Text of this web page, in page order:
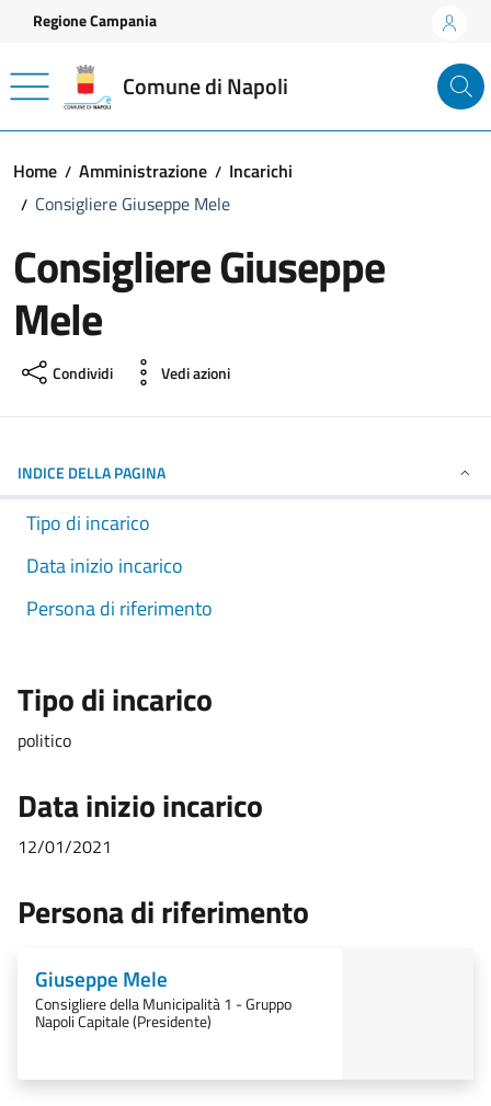
Vai ai contenuti
Vai al footer
Regione Campania
Comune di Napoli
Home Amministrazione
Incarichi
Consigliere Giuseppe Mele
Consigliere Giuseppe
Mele
Condividi Vedi azioni
INDICE DELLA PAGINA
Tipo di incarico
Data inizio incarico
Persona di riferimento
Tipo di incarico
politico
Data inizio incarico
12/01/2021
Persona di riferimento
Giuseppe Mele
Consigliere della Municipalità 1 - Gruppo
Napoli Capitale (Presidente)